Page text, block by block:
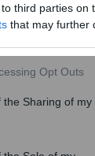
third parties on
that may further
app uses
usage
Google and its
Opt Outs
the Sharing of my
περίεργη